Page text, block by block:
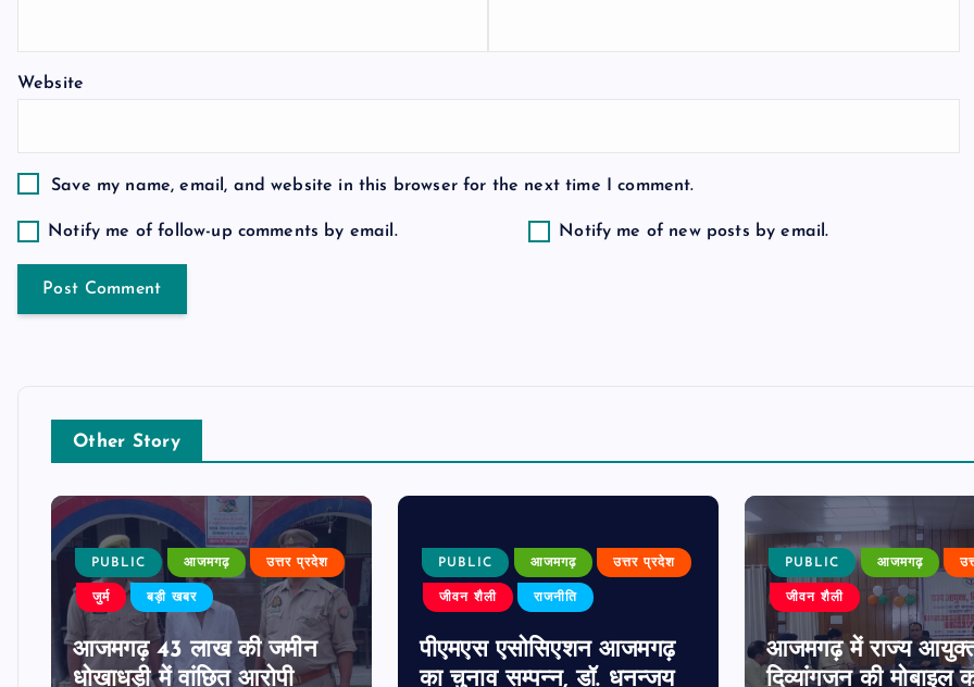
i
n
Website
Save my name, email, and website in this browser for the next time I comment.
Notify me of follow-up comments by email. Notify me of new posts by email.
Other Story
PUBLIC आजमगढ़ उत्तर प्रदेश
जुर्म बड़ी खबर
आजमगढ़ 43 लाख की जमीन
धोखाधड़ी में वांछित आरोपी
PUBLIC आजमगढ़ उत्तर प्रदेश
जीवन शैली राजनीति
पीएमएस एसोसिएशन आजमगढ़
का चुनाव सम्पन्न, डॉ. धनन्जय
PUBLIC आजमगढ़
जीवन शैली
आजमगढ़ में राज्य
दिव्यांगजन की मोबाइल